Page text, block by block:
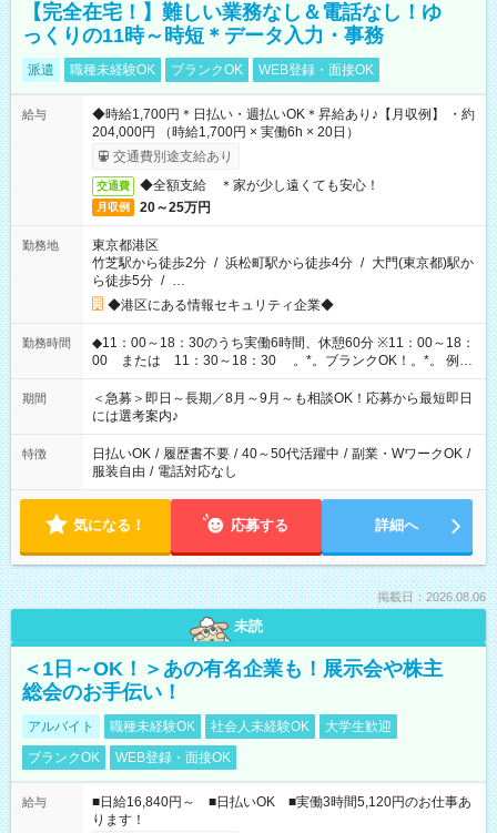
【完全在宅！】難しい業務なし＆電話なし！ゆ
っくりの11時～時短＊データ入力・事務
派遣 職種未経験OK ブランクOK WEB登録・面接OK
給与
◆時給1,700円＊日払い・週払いOK＊昇給あり♪【月収例】 ・約
204,000円 （時給1,700円 × 実働6h × 20日）
交通費別途支給あり
交通費 ◆全額支給 ＊家が少し遠くても安心！
月収例 20～25万円
勤務地
東京都港区
竹芝駅から徒歩2分 / 浜松町駅から徒歩4分 / 大門(東京都)駅か
ら徒歩5分 / …
◆港区にある情報セキュリティ企業◆
勤務時間
◆11：00～18：30のうち実働6時間、休憩60分 ※11：00～18：
00 または 11：30～18：30 。*。ブランクOK！。*。 例え
ば前職が、 在宅/財団法人/事務/コールセンター/受付/販売/カフェ
スタッフ スイーツ販売/ホテルフロント/化粧品販売/など 様々な
業界から入社して活躍されています♪
期間
＜急募＞即日～長期／8月～9月～も相談OK！応募から最短即日
には選考案内♪
特徴 日払いOK / 履歴書不要 / 40～50代活躍中 / 副業・WワークOK /
服装自由 / 電話対応なし
気になる！ 応募する 詳細へ
掲載日：2026.08.06
未読
＜1日～OK！＞あの有名企業も！展示会や株主
総会のお手伝い！
アルバイト 職種未経験OK 社会人未経験OK
大学生歓迎
ブランクOK
WEB登録・面接OK
給与
■日給16,840円～ ■日払いOK ■実働3時間5,120円のお仕事あ
ります！